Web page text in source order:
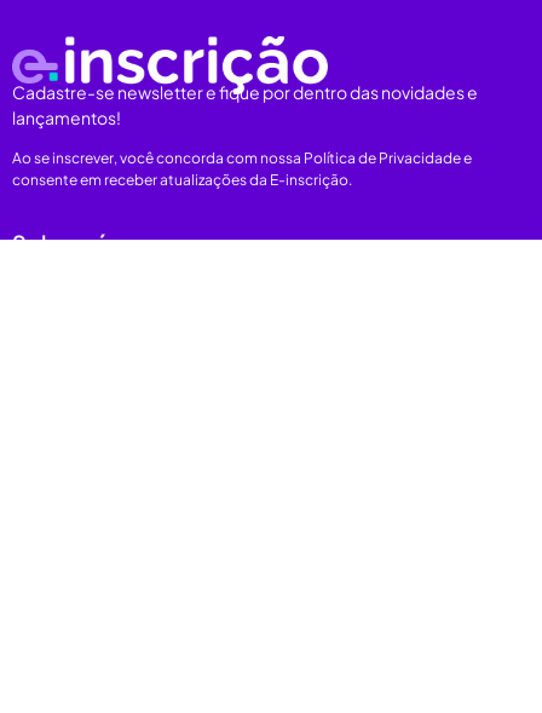
Cadastre-se newsletter e fique por dentro das novidades e
lançamentos!
Ao se inscrever, você concorda com nossa Política de Privacidade e
consente em receber atualizações da E-inscrição.
Sobre nós